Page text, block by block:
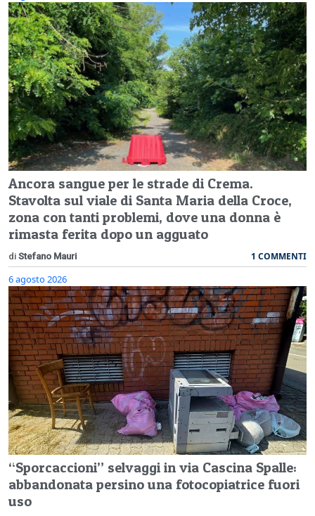
Ancora sangue per le strade di Crema.
Stavolta sul viale di Santa Maria della Croce,
zona con tanti problemi, dove una donna è
rimasta ferita dopo un agguato
di Stefano Mauri 1 COMMENTI
6 agosto 2026
“Sporcaccioni” selvaggi in via Cascina Spalle:
abbandonata persino una fotocopiatrice fuori
uso